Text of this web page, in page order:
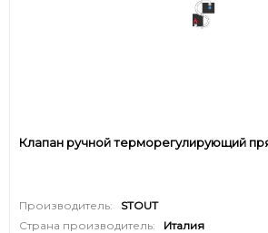
Клапан ручной терморегулирующий
Производитель:
STOUT
Страна производитель:
Италия